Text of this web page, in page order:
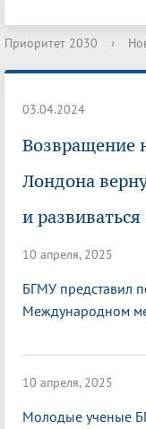
Приоритет 2030 ›
03.04.2024
Возвращение
Лондона
и развиваться
10 апреля, 2025
БГМУ представил
Международном
10 апреля, 2025
Молодые ученые